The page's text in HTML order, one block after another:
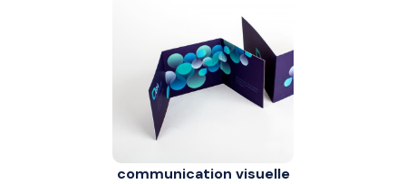
communication visuelle